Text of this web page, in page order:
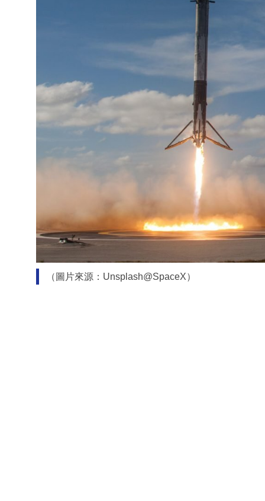
（圖片來源：Unsplash@SpaceX）